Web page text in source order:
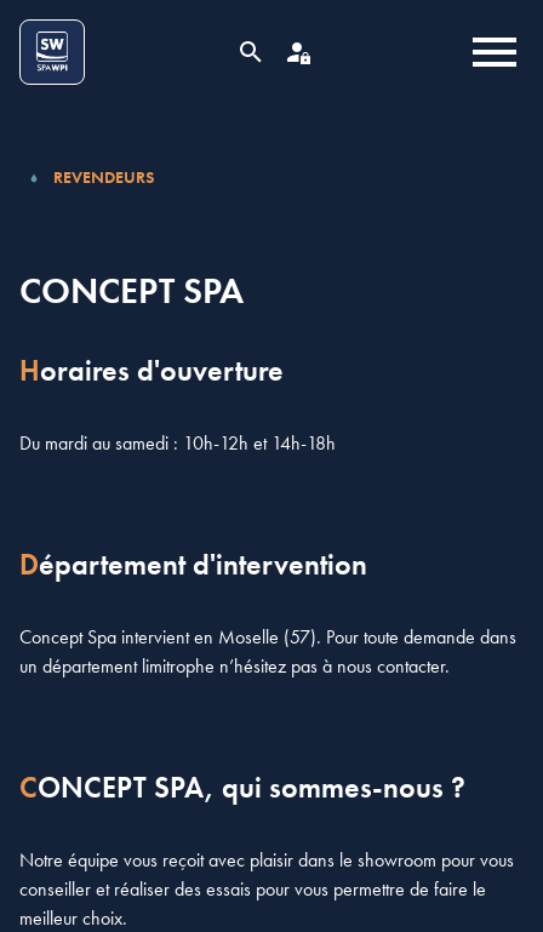
RECHERCHEESPACE PRO
MENU
REVENDEURS
CONCEPT SPA
Horaires d'ouverture
Du mardi au samedi : 10h-12h et 14h-18h
Département d'intervention
Concept Spa intervient en Moselle (57). Pour toute demande dans
un département limitrophe n’hésitez pas à nous contacter.
CONCEPT SPA, qui sommes-nous ?
Notre équipe vous reçoit avec plaisir dans le showroom pour vous
conseiller et réaliser des essais pour vous permettre de faire le
meilleur choix.